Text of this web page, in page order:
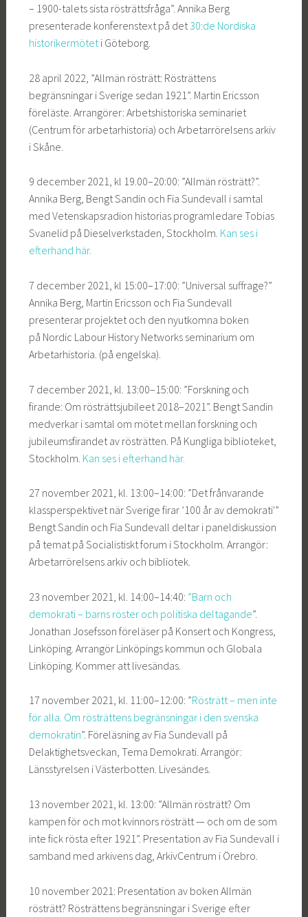
– 1900-talets sista rösträttsfråga”. Annika Berg
presenterade konferenstext på det30:de Nordiska
historikermöteti Göteborg.
28 april 2022, ”Allmän rösträtt: Rösträttens
begränsningar i Sverige sedan 1921”. Martin Ericsson
föreläste. Arrangörer: Arbetshistoriska seminariet
(Centrum för arbetarhistoria) och Arbetarrörelsens arkiv
i Skåne.
9 december 2021, kl 19.00–20:00: ”Allmän rösträtt?”.
Annika Berg, Bengt Sandin och Fia Sundevall i samtal
med Vetenskapsradion historias programledare Tobias
Svanelid på Dieselverkstaden, Stockholm. Kan ses i
efterhand här.
7 december 2021, kl 15:00–17:00: ”Universal suffrage?”
Annika Berg, Martin Ericsson och Fia Sundevall
presenterar projektet och den nyutkomna boken
på Nordic Labour History Networks seminarium om
Arbetarhistoria. (på engelska).
7 december 2021, kl. 13:00–15:00: ”Forskning och
firande: Om rösträttsjubileet 2018–2021”. Bengt Sandin
medverkar i samtal om mötet mellan forskning och
jubileumsfirandet av rösträtten. På Kungliga biblioteket,
Stockholm. Kan ses i efterhand här.
27 november 2021, kl. 13:00–14:00: ”Det frånvarande
klassperspektivet när Sverige firar ’100 år av demokrati'”
Bengt Sandin och Fia Sundevall deltar i paneldiskussion
på temat på Socialistiskt forum i Stockholm. Arrangör:
Arbetarrörelsens arkiv och bibliotek.
23 november 2021, kl. 14:00–14:40: ”Barn och
demokrati – barns röster och politiska deltagande”.
Jonathan Josefsson föreläser på Konsert och Kongress,
Linköping. Arrangör Linköpings kommun och Globala
Linköping. Kommer att livesändas.
17 november 2021, kl. 11:00–12:00: ”Rösträtt – men inte
för alla. Om rösträttens begränsningar i den svenska
demokratin”. Föreläsning av Fia Sundevall på
Delaktighetsveckan, Tema Demokrati. Arrangör:
Länsstyrelsen i Västerbotten. Livesändes.
13 november 2021, kl. 13:00: ”Allmän rösträtt? Om
kampen för och mot kvinnors rösträtt — och om de som
inte fick rösta efter 1921”. Presentation av Fia Sundevall i
samband med arkivens dag, ArkivCentrum i Örebro.
10 november 2021: Presentation av boken Allmän
rösträtt? Rösträttens begränsningar i Sverige efter